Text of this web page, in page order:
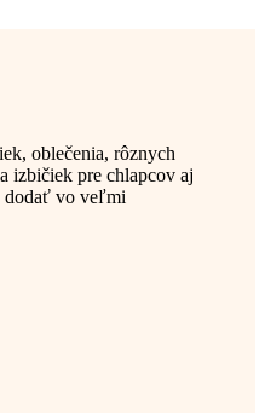
oblečenia, rôznych
izbičiek pre chlapcov aj
dodať vo veľmi